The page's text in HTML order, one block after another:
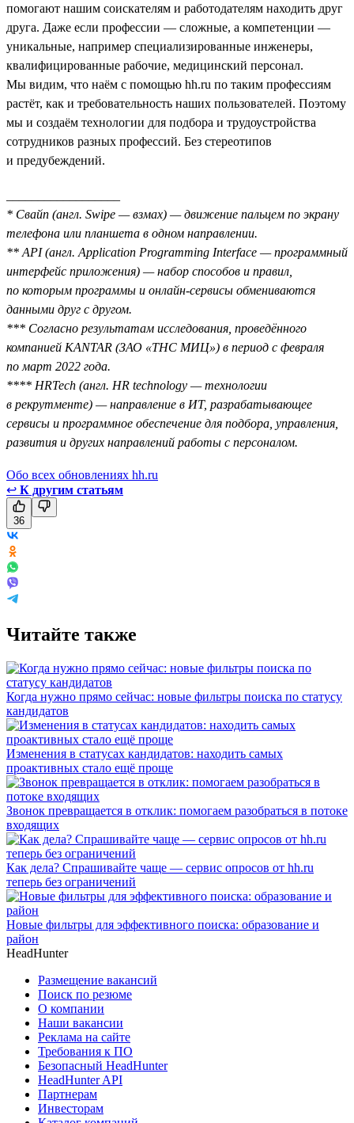
помогают нашим соискателям и работодателям находить друг
друга. Даже если профессии — сложные, а компетенции —
уникальные, например специализированные инженеры,
квалифицированные рабочие, медицинский персонал.
Мы видим, что наём с помощью hh.ru по таким профессиям
растёт, как и требовательность наших пользователей. Поэтому
мы и создаём технологии для подбора и трудоустройства
сотрудников разных профессий. Без стереотипов
и предубеждений.
* Свайп (англ. Swipe — взмах) — движение пальцем по экрану
телефона или планшета в одном направлении.
** API (англ. Application Programming Interface — программный
интерфейс приложения) — набор способов и правил,
по которым программы и онлайн-сервисы обмениваются
данными друг с другом.
*** Согласно результатам исследования, проведённого
компанией KANTAR (ЗАО «ТНС МИЦ») в период с февраля
по март 2022 года.
**** HRTech (англ. HR technology — технологии
в рекрутменте) — направление в ИТ, разрабатывающее
сервисы и программное обеспечение для подбора, управления,
развития и других направлений работы с персоналом.
Обо всех обновлениях hh.ru
↩ К другим статьям
36
Читайте также
Когда нужно прямо сейчас: новые фильтры поиска по статусу
кандидатов
Изменения в статусах кандидатов: находить самых
проактивных стало ещё проще
Звонок превращается в отклик: помогаем разобраться в потоке
входящих
Как дела? Спрашивайте чаще — сервис опросов от hh.ru
теперь без ограничений
Новые фильтры для эффективного поиска: образование и
район
HeadHunter
Размещение вакансий
Поиск по резюме
О компании
Наши вакансии
Реклама на сайте
Требования к ПО
Безопасный HeadHunter
HeadHunter API
Партнерам
Инвесторам